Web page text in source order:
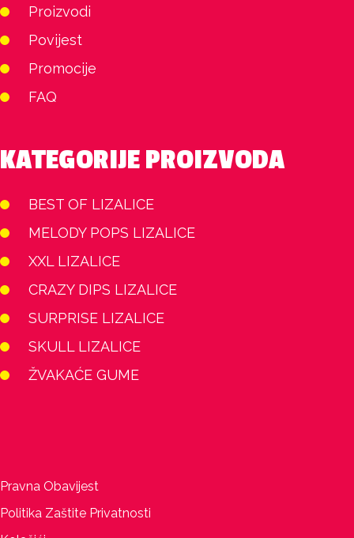
Proizvodi
Povijest
Promocije
FAQ
KATEGORIJE PROIZVODA
BEST OF LIZALICE
MELODY POPS LIZALICE
XXL LIZALICE
CRAZY DIPS LIZALICE
SURPRISE LIZALICE
SKULL LIZALICE
ŽVAKAĆE GUME
Pravna Obavijest
Politika Zaštite Privatnosti